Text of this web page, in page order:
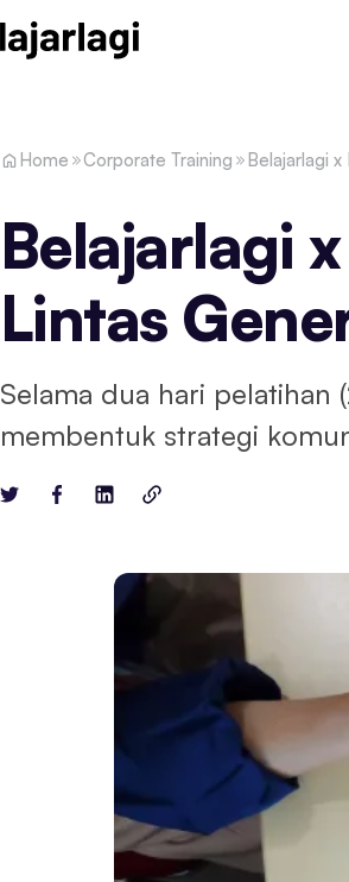
Home Corporate Training Belajarlagi
Belajarlagi
Lintas
Selama dua hari
membentuk strategi